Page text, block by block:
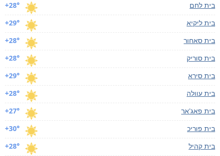
+28°
בית לחם
+29°
בית ליקיא
+28°
בית סאחור
+28°
בית סוריק
+29°
בית סירא
+28°
בית עוולה
+27°
בית פאג'אר
+30°
בית פוריכ
+28°
בית קהיל